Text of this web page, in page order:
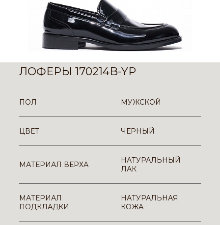
ЛОФЕРЫ 170214B-YP
ПОЛ МУЖСКОЙ
ЦВЕТ ЧЕРНЫЙ
МАТЕРИАЛ ВЕРХА
НАТУРАЛЬНЫЙ
ЛАК
МАТЕРИАЛ
ПОДКЛАДКИ
НАТУРАЛЬНАЯ
КОЖА